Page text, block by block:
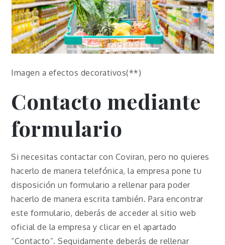
Imagen a efectos decorativos(**)
Contacto mediante
formulario
Si necesitas contactar con Coviran, pero no quieres
hacerlo de manera telefónica, la empresa pone tu
disposición un formulario a rellenar para poder
hacerlo de manera escrita también. Para encontrar
este formulario, deberás de acceder al sitio web
oficial de la empresa y clicar en el apartado
“Contacto”. Seguidamente deberás de rellenar